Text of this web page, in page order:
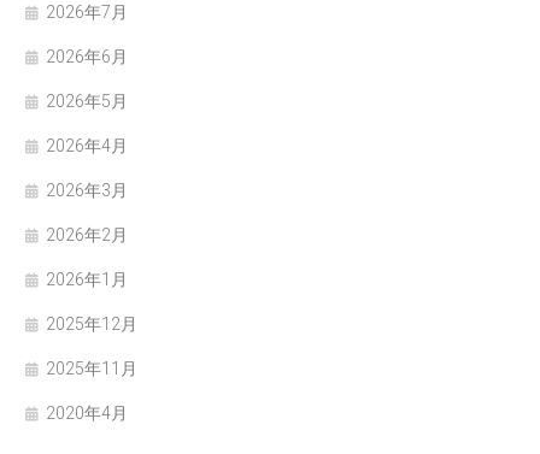
2026年7月
2026年6月
2026年5月
2026年4月
2026年3月
2026年2月
2026年1月
2025年12月
2025年11月
2020年4月